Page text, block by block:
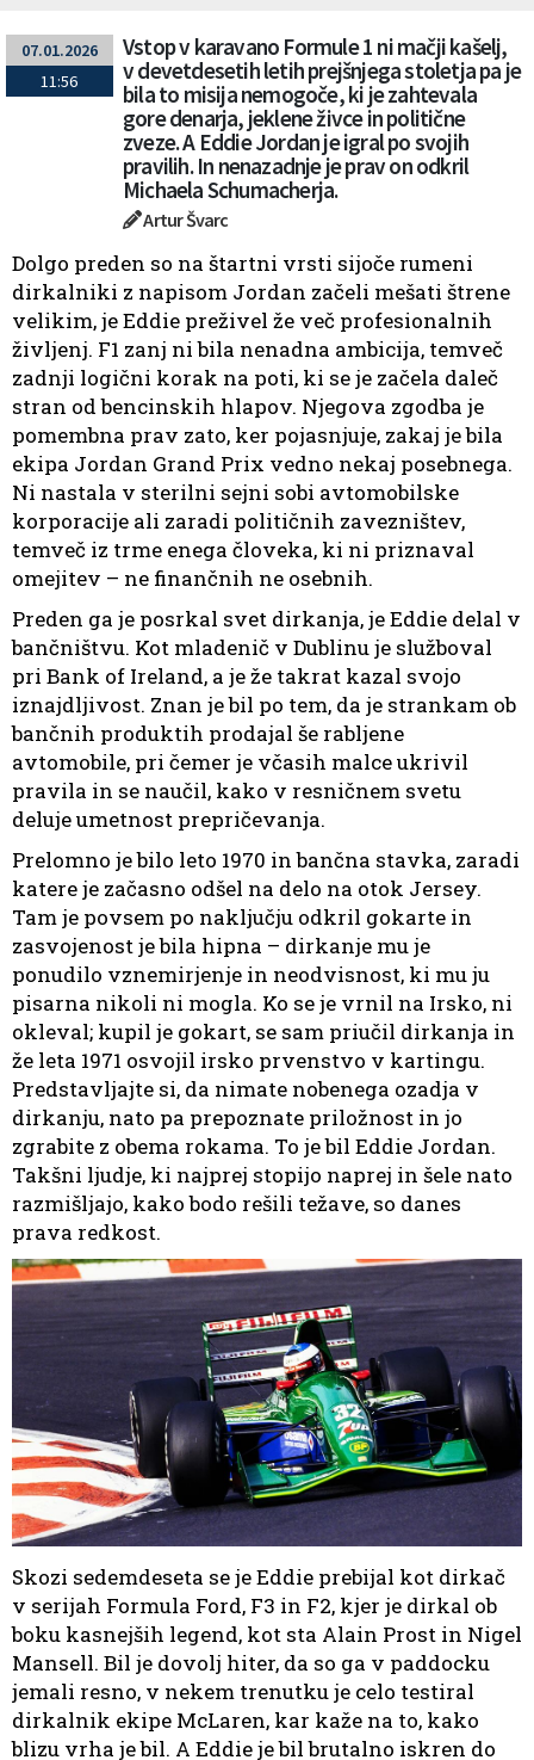
07.01.2026
11:56
Vstop v karavano Formule 1 ni mačji kašelj,
v devetdesetih letih prejšnjega stoletja pa je
bila to misija nemogoče, ki je zahtevala
gore denarja, jeklene živce in politične
zveze. A Eddie Jordan je igral po svojih
pravilih. In nenazadnje je prav on odkril
Michaela Schumacherja.
Artur Švarc
Dolgo preden so na štartni vrsti sijoče rumeni
dirkalniki z napisom Jordan začeli mešati štrene
velikim, je Eddie preživel že več profesionalnih
življenj. F1 zanj ni bila nenadna ambicija, temveč
zadnji logični korak na poti, ki se je začela daleč
stran od bencinskih hlapov. Njegova zgodba je
pomembna prav zato, ker pojasnjuje, zakaj je bila
ekipa Jordan Grand Prix vedno nekaj posebnega.
Ni nastala v sterilni sejni sobi avtomobilske
korporacije ali zaradi političnih zavezništev,
temveč iz trme enega človeka, ki ni priznaval
omejitev – ne finančnih ne osebnih.
Preden ga je posrkal svet dirkanja, je Eddie delal v
bančništvu. Kot mladenič v Dublinu je služboval
pri Bank of Ireland, a je že takrat kazal svojo
iznajdljivost. Znan je bil po tem, da je strankam ob
bančnih produktih prodajal še rabljene
avtomobile, pri čemer je včasih malce ukrivil
pravila in se naučil, kako v resničnem svetu
deluje umetnost prepričevanja.
Prelomno je bilo leto 1970 in bančna stavka, zaradi
katere je začasno odšel na delo na otok Jersey.
Tam je povsem po naključju odkril gokarte in
zasvojenost je bila hipna – dirkanje mu je
ponudilo vznemirjenje in neodvisnost, ki mu ju
pisarna nikoli ni mogla. Ko se je vrnil na Irsko, ni
okleval; kupil je gokart, se sam priučil dirkanja in
že leta 1971 osvojil irsko prvenstvo v kartingu.
Predstavljajte si, da nimate nobenega ozadja v
dirkanju, nato pa prepoznate priložnost in jo
zgrabite z obema rokama. To je bil Eddie Jordan.
Takšni ljudje, ki najprej stopijo naprej in šele nato
razmišljajo, kako bodo rešili težave, so danes
prava redkost.
Skozi sedemdeseta se je Eddie prebijal kot dirkač
v serijah Formula Ford, F3 in F2, kjer je dirkal ob
boku kasnejših legend, kot sta Alain Prost in Nigel
Mansell. Bil je dovolj hiter, da so ga v paddocku
jemali resno, v nekem trenutku je celo testiral
dirkalnik ekipe McLaren, kar kaže na to, kako
blizu vrha je bil. A Eddie je bil brutalno iskren do